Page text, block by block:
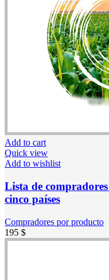
Add to cart
Quick view
Add to wishlist
Lista de
cinco países
Compradores por producto
195 $